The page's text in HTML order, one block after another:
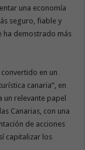
una economía
seguro, fiable y
ha demostrado más
en un
canaria”, en
un relevante papel
Canarias, con una
de acciones
capitalizar los